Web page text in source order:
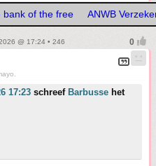
bank of the free ANWB
@ 17:24 • 246
17:23 schreef Barbusse het